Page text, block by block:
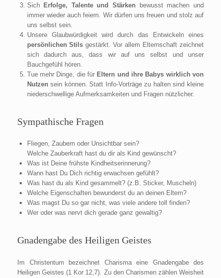
Sich Erfolge, Talente und Stärken
bewusst machen und
immer wieder auch feiern. Wir dürfen uns freuen und stolz auf
uns selbst sein.
Unsere Glaubwürdigkeit wird durch das Entwickeln eines
persönlichen Stils gestärkt. Vor allem Elternschaft zeichnet
sich dadurch aus, dass wir auf uns selbst und unser
Bauchgefühl hören.
Tue mehr Dinge, die für Eltern und ihre Babys wirklich von
Nutzen sein können. Statt Info-Vorträge zu halten sind kleine
niederschwellige Aufmerksamkeiten und Fragen nützlicher.
Sympathische Fragen
Fliegen, Zaubern oder Unsichtbar sein?
Welche Zauberkraft hast du dir als Kind gewünscht?
Was ist Deine frühste Kindheitserinnerung?
Wann hast Du Dich richtig erwachsen gefühlt?
Was hast du als Kind gesammelt? (z.B. Sticker, Muscheln)
Welche Eigenschaften bewunderst du an deinen Eltern?
Was magst Du so gar nicht, was viele andere toll finden?
Wer oder was nervt dich gerade ganz gewaltig?
Gnadengabe des Heiligen Geistes
Im Christentum bezeichnet Charisma eine Gnadengabe des
Heiligen Geistes (1 Kor 12,7). Zu den Charismen zählen Weisheit